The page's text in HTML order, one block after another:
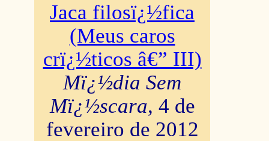
Jaca filosï¿½fica
(Meus caros
crï¿½ticos â€” III)
Mï¿½dia Sem
Mï¿½scara, 4 de
fevereiro de 2012